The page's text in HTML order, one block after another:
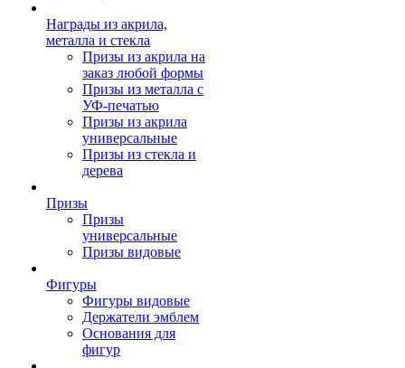
Награды из акрила,
металла и стекла
Призы из акрила на
заказ любой формы
Призы из металла с
УФ-печатью
Призы из акрила
универсальные
Призы из стекла и
дерева
Призы
Призы
универсальные
Призы видовые
Фигуры
Фигуры видовые
Держатели эмблем
Основания для
фигур